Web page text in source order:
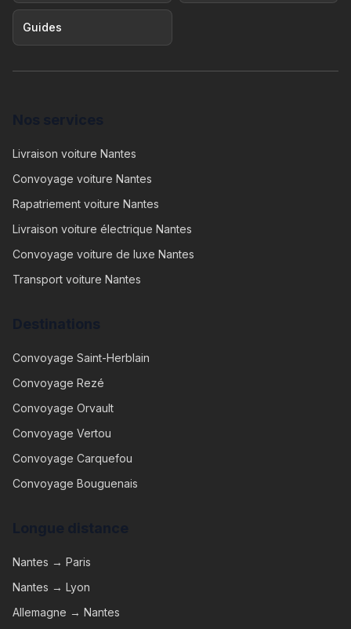
Guides
Livraison voiture Nantes
Convoyage voiture Nantes
Rapatriement voiture Nantes
Livraison voiture électrique Nantes
Convoyage voiture de luxe Nantes
Transport voiture Nantes
Convoyage Saint-Herblain
Convoyage Rezé
Convoyage Orvault
Convoyage Vertou
Convoyage Carquefou
Convoyage Bouguenais
Nantes → Paris
Nantes → Lyon
Allemagne → Nantes